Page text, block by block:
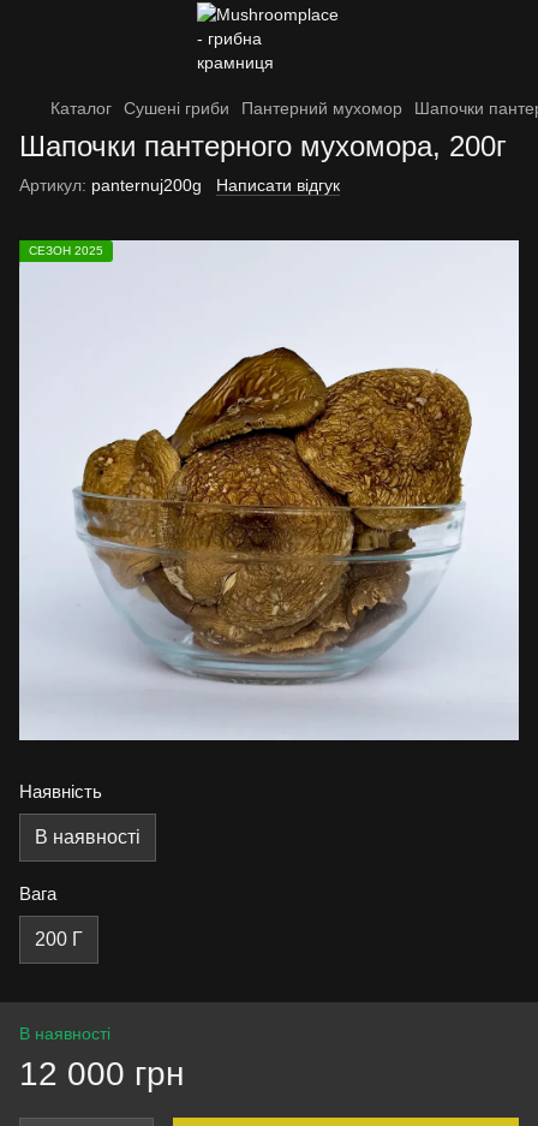
Каталог Сушені гриби Пантерний мухомор Шапочки
Шапочки пантерного мухомора, 200г
Артикул: panternuj200g Написати відгук
СЕЗОН 2025
Наявність
В наявності
Вага
200 Г
В наявності
12 000 грн